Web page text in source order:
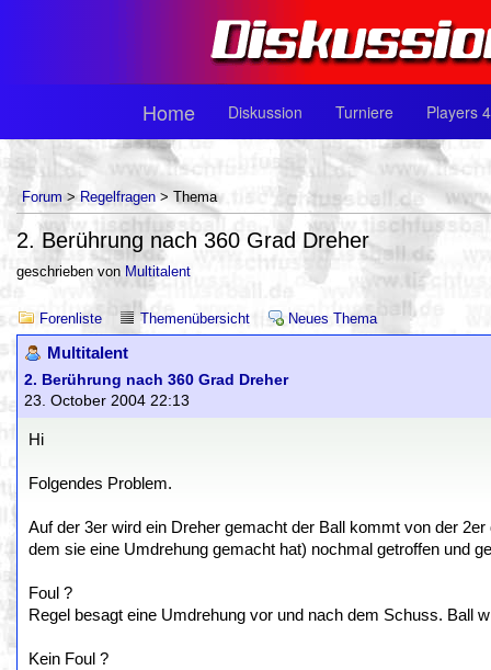
Home Diskussion Turniere Players
Forum > Regelfragen > Thema
2. Berührung nach 360 Grad Dreher
geschrieben von Multitalent
Forenliste Themenübersicht Neues Thema
Multitalent
2. Berührung nach 360 Grad Dreher
23. October 2004 22:13
Hi
Folgendes Problem.
Auf der 3er wird ein Dreher gemacht der Ball kommt von der
dem sie eine Umdrehung gemacht hat) nochmal getroffen und
Foul ?
Regel besagt eine Umdrehung vor und nach dem Schuss. Ball
Kein Foul ?